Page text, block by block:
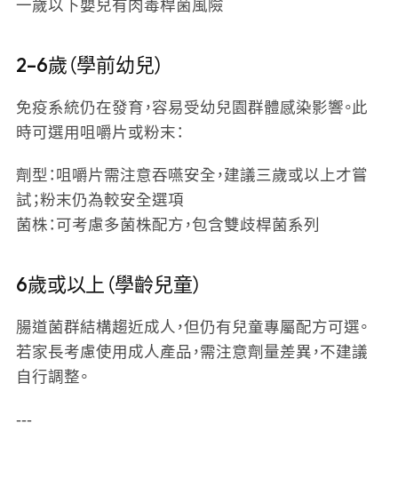
一歲以下嬰兒有肉毒桿菌風險
2–6歲（學前幼兒）
免疫系統仍在發育，容易受幼兒園群體感染影響。此
時可選用咀嚼片或粉末：
劑型 ：咀嚼片需注意吞嚥安全，建議三歲或以上才嘗
試；粉末仍為較安全選項
菌株 ：可考慮多菌株配方，包含雙歧桿菌系列
6歲或以上（學齡兒童）
腸道菌群結構趨近成人，但仍有兒童專屬配方可選。
若家長考慮使用成人產品，需注意劑量差異，不建議
自行調整。
---